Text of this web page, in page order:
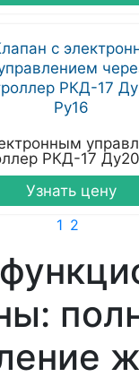
РКД-17
Узнать цену
1 2